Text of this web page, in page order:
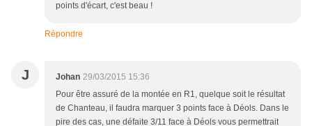
points d'écart, c'est beau !
Répondre
J Johan 29/03/2015 15:36
Pour être assuré de la montée en R1, quelque soit le résultat
de Chanteau, il faudra marquer 3 points face à Déols. Dans le
pire des cas, une défaite 3/11 face à Déols vous permettrait